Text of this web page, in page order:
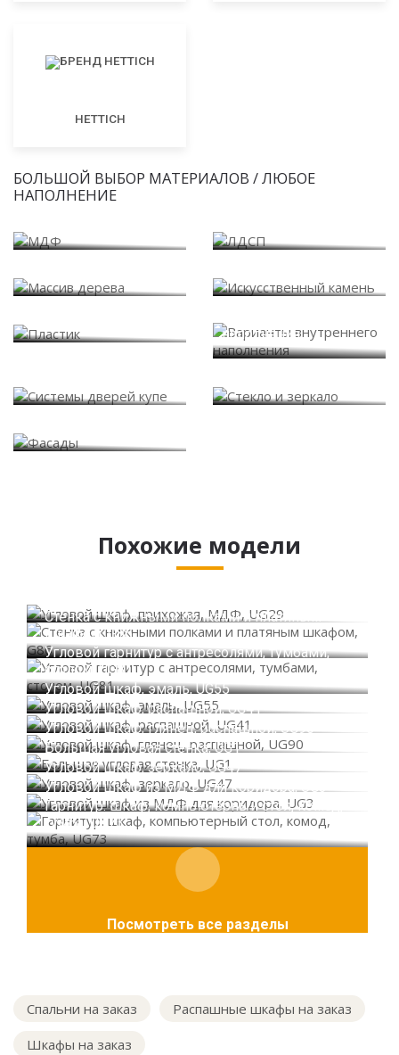
HETTICH
БОЛЬШОЙ ВЫБОР МАТЕРИАЛОВ / ЛЮБОЕ
НАПОЛНЕНИЕ
наполнения
Похожие модели
Стенка с книжными полками и платяным
шкафом, G86
Угловой гарнитур с антресолями, тумбами,
столом, UG81
Угловой шкаф, эмаль, UG55
Угловой шкаф, распашной, UG41
Угловой шкаф, глянец, распашной, UG90
Большая угловая стенка, UG1
Угловой шкаф, зеркало, UG47
Угловой шкаф из МДФ для коридора, UG3
Гарнитур: шкаф, компьютерный стол, комод,
тумба, UG73
Посмотреть все разделы
Спальни на заказ
Распашные шкафы на заказ
Шкафы на заказ